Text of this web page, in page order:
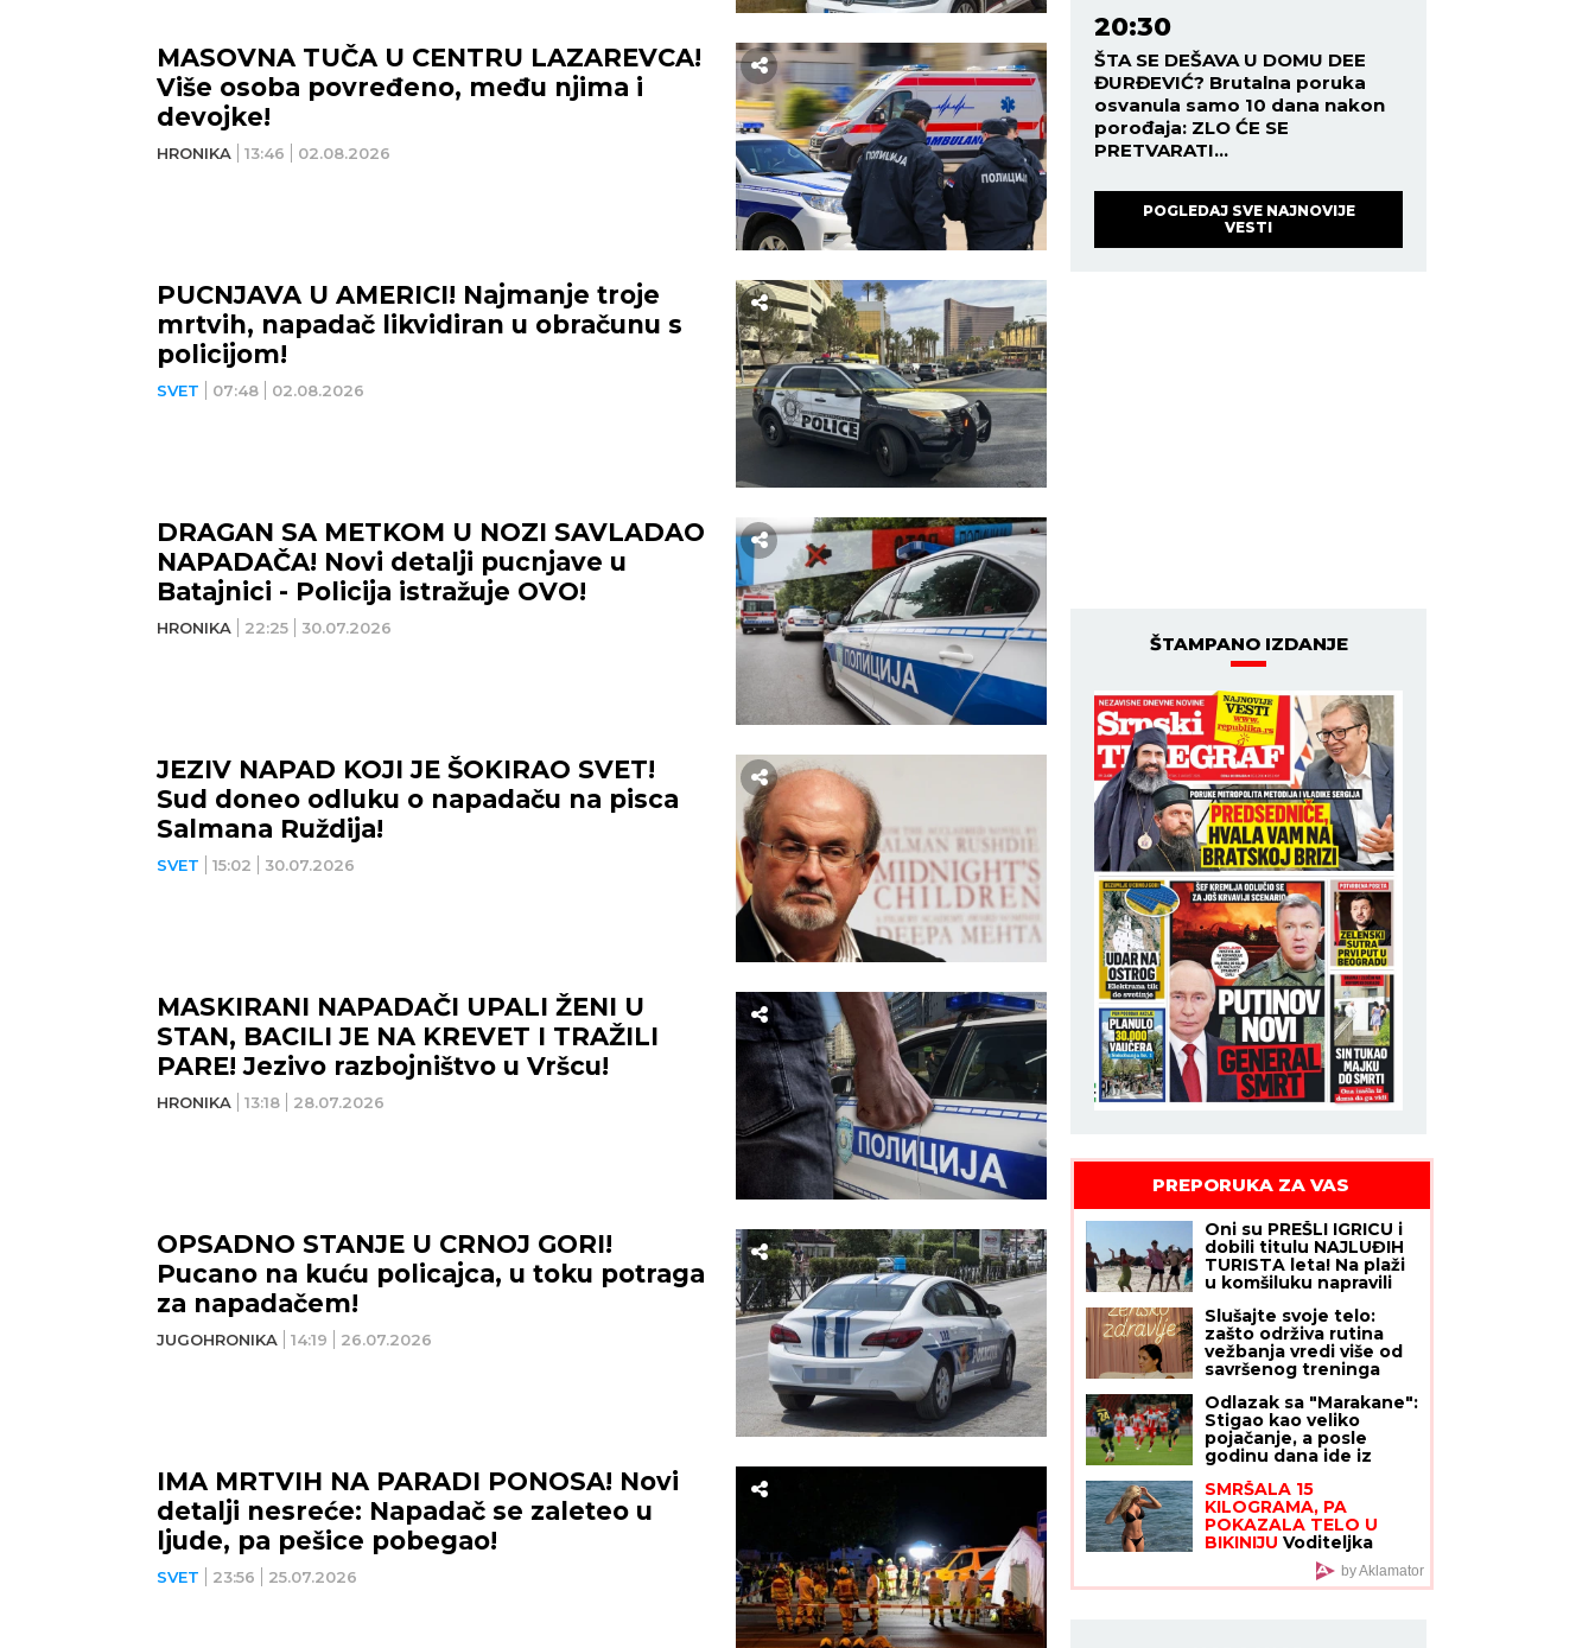
HRONIKA 13:46 02.08.2026
MASOVNA TUČA U CENTRU LAZAREVCA!
Više osoba povređeno, među njima i
devojke!
SVET 07:48 02.08.2026
PUCNJAVA U AMERICI! Najmanje troje
mrtvih, napadač likvidiran u obračunu s
policijom!
HRONIKA 22:25 30.07.2026
DRAGAN SA METKOM U NOZI SAVLADAO
NAPADAČA! Novi detalji pucnjave u
Batajnici - Policija istražuje OVO!
SVET 15:02 30.07.2026
JEZIV NAPAD KOJI JE ŠOKIRAO SVET!
Sud doneo odluku o napadaču na pisca
Salmana Ruždija!
HRONIKA 13:18 28.07.2026
MASKIRANI NAPADAČI UPALI ŽENI U
STAN, BACILI JE NA KREVET I TRAŽILI
PARE! Jezivo razbojništvo u Vršcu!
JUGOHRONIKA 14:19 26.07.2026
OPSADNO STANJE U CRNOJ GORI!
Pucano na kuću policajca, u toku potraga
za napadačem!
SVET 23:56 25.07.2026
IMA MRTVIH NA PARADI PONOSA! Novi
detalji nesreće: Napadač se zaleteo u
ljude, pa pešice pobegao!
20:30
ŠTA SE DEŠAVA U DOMU DEE
ĐURĐEVIĆ? Brutalna poruka
osvanula samo 10 dana nakon
porođaja: ZLO ĆE SE
PRETVARATI...
POGLEDAJ SVE NAJNOVIJE
VESTI
ŠTAMPANO IZDANJE
PREPORUKA ZA VAS
Oni su PREŠLI IGRICU i
dobili titulu NAJLUĐIH
TURISTA leta! Na plaži
u komšiluku napravili
ovog muškarca ljudi
trljaju oči i ne veruju
šta vide
Slušajte svoje telo:
zašto održiva rutina
vežbanja vredi više od
savršenog treninga
Odlazak sa "Marakane":
Stigao kao veliko
pojačanje, a posle
godinu dana ide iz
SMRŠALA 15
KILOGRAMA, PA
POKAZALA TELO U
BIKINIJU Voditeljka
nakon porođaja ima
telo za medalju:
Obavlja seoske
by Aklamator